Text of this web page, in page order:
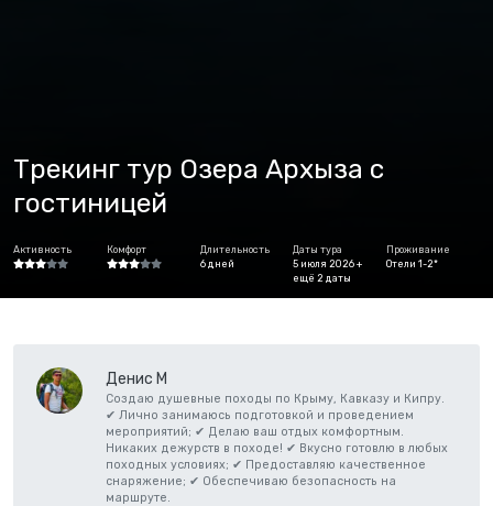
Трекинг тур Озера Архыза с
гостиницей
Активность Комфорт
Длительность
6 дней
Даты тура
5 июля 2026 +
ещё 2 даты
Проживание
Отели 1-2*
Денис М
Создаю душевные походы по Крыму, Кавказу и Кипру.
✔ Лично занимаюсь подготовкой и проведением
мероприятий; ✔ Делаю ваш отдых комфортным.
Никаких дежурств в походе! ✔ Вкусно готовлю в любых
походных условиях; ✔ Предоставляю качественное
снаряжение; ✔ Обеспечиваю безопасность на
маршруте.